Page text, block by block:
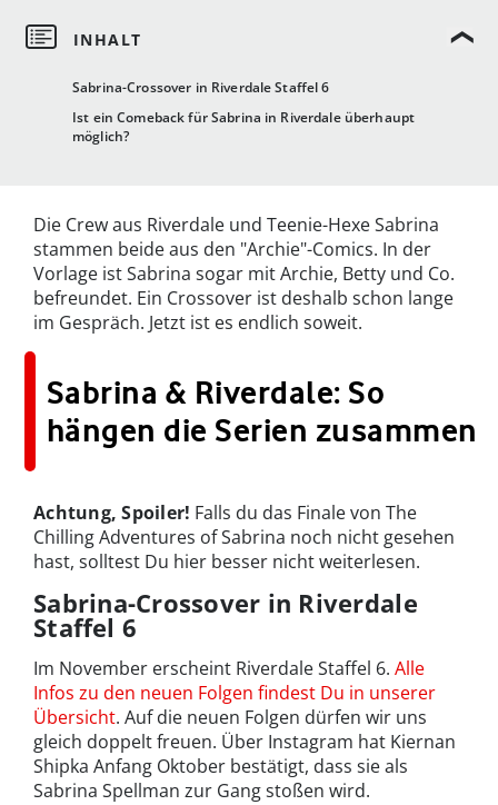
Sabrina-Crossover in Riverdale Staffel 6
Ist ein Comeback für Sabrina in Riverdale überhaupt
möglich?
Die Crew aus Riverdale und Teenie-Hexe Sabrina
stammen beide aus den "Archie"-Comics. In der
Vorlage ist Sabrina sogar mit Archie, Betty und Co.
befreundet. Ein Crossover ist deshalb schon lange
im Gespräch. Jetzt ist es endlich soweit.
Sabrina & Riverdale: So
hängen die Serien zusammen
Achtung, Spoiler! Falls du das Finale von The
Chilling Adventures of Sabrina noch nicht gesehen
hast, solltest Du hier besser nicht weiterlesen.
Sabrina-Crossover in Riverdale
Staffel 6
Im November erscheint Riverdale Staffel 6. Alle
Infos zu den neuen Folgen findest Du in unserer
Übersicht. Auf die neuen Folgen dürfen wir uns
gleich doppelt freuen. Über Instagram hat Kiernan
Shipka Anfang Oktober bestätigt, dass sie als
Sabrina Spellman zur Gang stoßen wird.